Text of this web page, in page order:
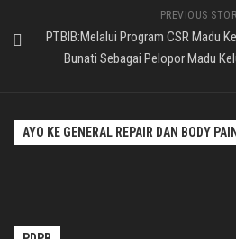
PREVIOUS
PT.BIB:Melalui Program CSR Madu
Bunati Sebagai Pelopor Madu
AYO KE GENERAL REPAIR DAN BODY